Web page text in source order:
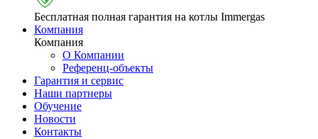
Бесплатная полная гарантия на котлы Immergas
Компания
Компания
О Компании
Референц-объекты
Гарантия и сервис
Наши партнеры
Обучение
Новости
Контакты